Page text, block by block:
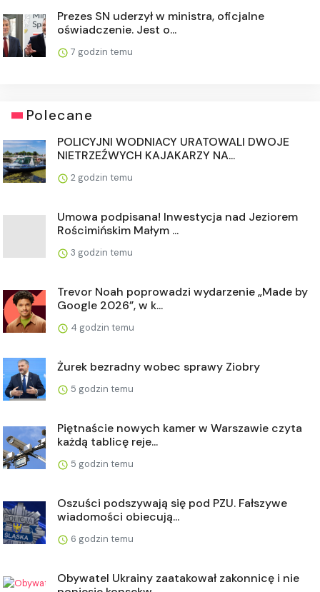
Prezes SN uderzył w ministra, oficjalne
oświadczenie. Jest o...
7 godzin temu
Polecane
POLICYJNI WODNIACY URATOWALI DWOJE
NIETRZEŹWYCH KAJAKARZY NA...
2 godzin temu
Umowa podpisana! Inwestycja nad Jeziorem
Rościmińskim Małym ...
3 godzin temu
Trevor Noah poprowadzi wydarzenie „Made by
Google 2026”, w k...
4 godzin temu
Żurek bezradny wobec sprawy Ziobry
5 godzin temu
Piętnaście nowych kamer w Warszawie czyta
każdą tablicę reje...
5 godzin temu
Oszuści podszywają się pod PZU. Fałszywe
wiadomości obiecują...
6 godzin temu
Obywatel Ukrainy zaatakował zakonnicę i nie